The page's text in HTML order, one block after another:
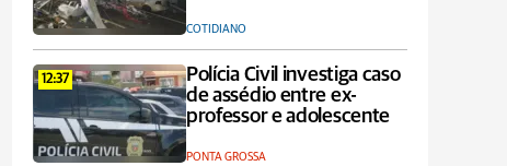
COTIDIANO
12:37
Polícia Civil investiga caso
de assédio entre ex-
professor e adolescente
PONTA GROSSA